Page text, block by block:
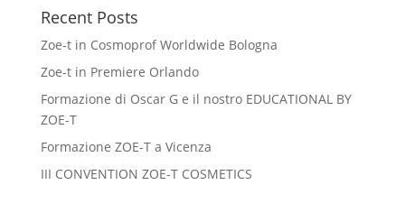
Recent Posts
Zoe-t in Cosmoprof Worldwide Bologna
Zoe-t in Premiere Orlando
Formazione di Oscar G e il nostro EDUCATIONAL BY
ZOE-T
Formazione ZOE-T a Vicenza
III CONVENTION ZOE-T COSMETICS